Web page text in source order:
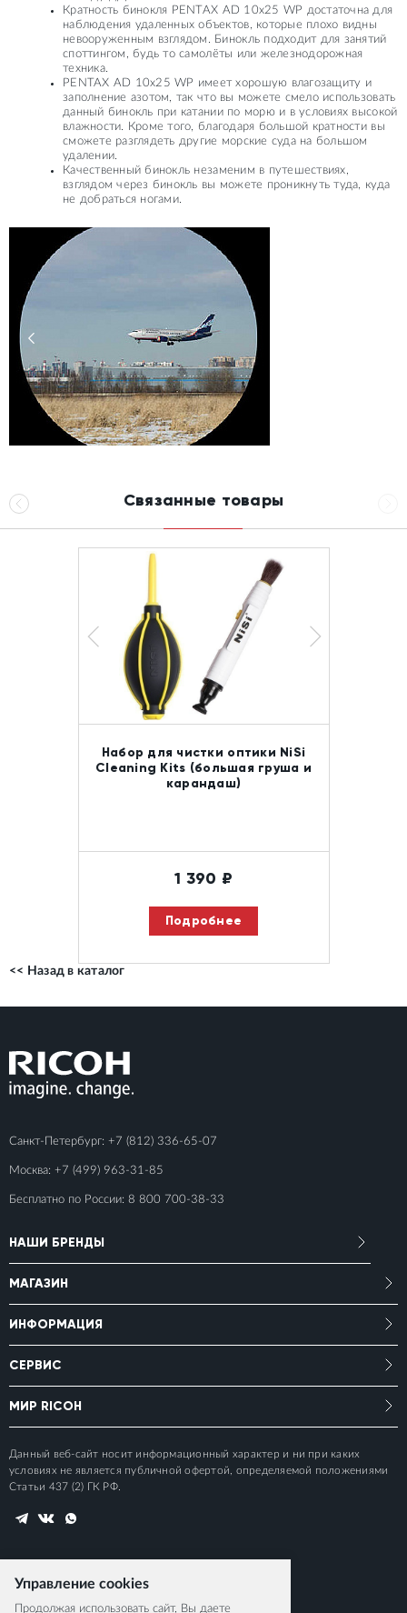
Кратность бинокля PENTAX AD 10x25 WP достаточна для
наблюдения удаленных объектов, которые плохо видны
невооруженным взглядом. Бинокль подходит для занятий
споттингом, будь то самолёты или железнодорожная
техника.
PENTAX AD 10x25 WP имеет хорошую влагозащиту и
заполнение азотом, так что вы можете смело использовать
данный бинокль при катании по морю и в условиях высокой
влажности. Кроме того, благодаря большой кратности вы
сможете разглядеть другие морские суда на большом
удалении.
Качественный бинокль незаменим в путешествиях,
взглядом через бинокль вы можете проникнуть туда, куда
не добраться ногами.
Связанные товары
Набор для чистки оптики NiSi
Cleaning Kits (большая груша и
карандаш)
1 390 ₽
Подробнее
<< Назад в каталог
Санкт-Петербург: +7 (812) 336-65-07
Москва: +7 (499) 963-31-85
Бесплатно по России: 8 800 700-38-33
НАШИ БРЕНДЫ
МАГАЗИН
ИНФОРМАЦИЯ
СЕРВИС
МИР RICOH
Данный веб-сайт носит информационный характер и ни при каких
условиях не является публичной офертой, определяемой положениями
Статьи 437 (2) ГК РФ.
Управление cookies
Продолжая использовать сайт, Вы даете